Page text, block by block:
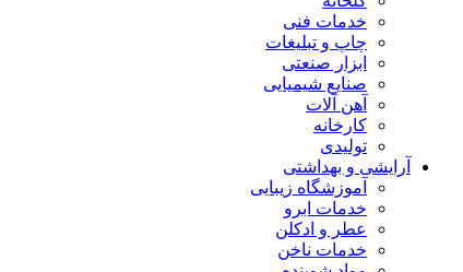
خدمات فنی
چاپ و تبلیغات
ابزار صنعتی
صنایع شیمیایی
آهن آلات
کارخانه
تولیدی
آرایشی و بهداشتی
آموزشگاه زیبایی
خدمات ابرو
عطر و ادکلن
خدمات ناخن